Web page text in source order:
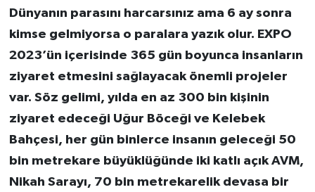
Dünyanın parasını harcarsınız ama 6 ay sonra
kimse gelmiyorsa o paralara yazık olur. EXPO
2023’ün içerisinde 365 gün boyunca insanların
ziyaret etmesini sağlayacak önemli projeler
var. Söz gelimi, yılda en az 300 bin kişinin
ziyaret edeceği Uğur Böceği ve Kelebek
Bahçesi, her gün binlerce insanın geleceği 50
bin metrekare büyüklüğünde iki katlı açık AVM,
Nikah Sarayı, 70 bin metrekarelik devasa bir